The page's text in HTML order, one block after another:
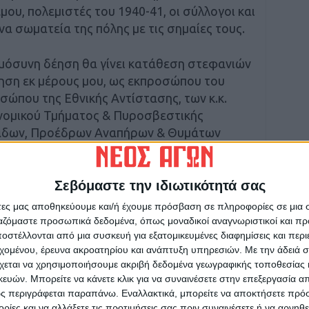
Σεβόμαστε την ιδιωτικότητά σας
μας αποθηκεύουμε και/ή έχουμε πρόσβαση σε πληροφορίες σε
προσωπικά δεδομένα, όπως μοναδικοί αναγνωριστικοί και
από μια συσκευή για εξατομικευμένες διαφημίσεις και
έρευνα ακροατηρίου και ανάπτυξη υπηρεσιών. Με την άδειά
να χρησιμοποιήσουμε ακριβή δεδομένα γεωγραφικής τοποθεσίας
Μπορείτε να κάνετε κλικ για να συναινέσετε στην επεξεργασία
περιγράφεται παραπάνω. Εναλλακτικά, μπορείτε να αποκτήσετε
πολεμιστές του 1940-41, οι σύλλογοι και
σωματεία της πόλης με τις σημαίες τους.
δέηση θα γίνει κατάθεση στεφανιών
εκ μέρους μου, ως εκπροσώπου του
της Εθνικής Αντίστασης, των κ.κ.
Τμήματος & Πυροσβεστικής
Προέδρων Αναπήρων & Θυμάτων
& Πολιτικών Νεολαιών, Συλλόγων,
Α/θμιας & Β/θμιας Εκπαίδευσης κ.λ.π.
σιγής σε μνήμη των Ένδοξων Νεκρών –
οι κ.κ. Διοικητές του Αστυνομικού
Πυροσβεστικής Υπηρεσίας Σοφάδων, ο
Μέλη του Δημοτικού Συμβουλίου Σοφάδων,
των Δημοσίων, Δημοτικών κ.λ.π. Υπηρεσιών